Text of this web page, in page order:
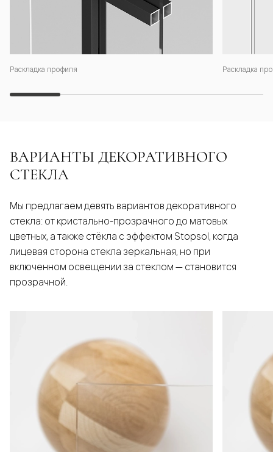
Раскладка профиля Раскладка
ВАРИАНТЫ ДЕКОРАТИВНОГО
СТЕКЛА
Мы предлагаем девять вариантов декоративного
стекла: от кристально-прозрачного до матовых
цветных, а также стёкла с эффектом Stopsol, когда
лицевая сторона стекла зеркальная, но при
включенном освещении за стеклом — становится
прозрачной.